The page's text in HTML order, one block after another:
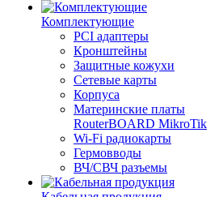
Комплектующие
PCI адаптеры
Кронштейны
Защитные кожухи
Сетевые карты
Корпуса
Материнские платы
RouterBOARD MikroTik
Wi-Fi радиокарты
Гермовводы
ВЧ/СВЧ разъемы